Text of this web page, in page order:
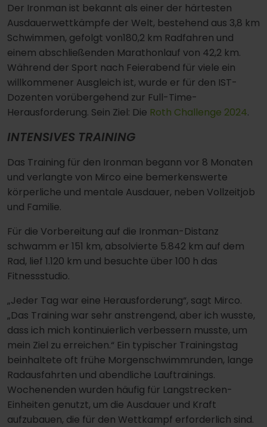
Der Ironman ist bekannt als einer der härtesten
Ausdauerwettkämpfe der Welt, bestehend aus 3,8 km
Schwimmen, gefolgt von180,2 km Radfahren und
einem abschließenden Marathonlauf von 42,2 km.
Während der Sport nach Feierabend für viele ein
willkommener Ausgleich ist, wurde er für den IST-
Dozenten vorübergehend zur Full-Time-
Herausforderung. Sein Ziel: Die Roth Challenge 2024.
INTENSIVES TRAINING
Das Training für den Ironman begann vor 8 Monaten
und verlangte von Mirco eine bemerkenswerte
körperliche und mentale Ausdauer, neben Vollzeitjob
und Familie.
Für die Vorbereitung auf die Ironman-Distanz
schwamm er 151 km, absolvierte 5.842 km auf dem
Rad, lief 1.120 km und besuchte über 100 h das
Fitnessstudio.
„Jeder Tag war eine Herausforderung“, sagt Mirco.
„Das Training war sehr anstrengend, aber ich wusste,
dass ich mich kontinuierlich verbessern musste, um
mein Ziel zu erreichen.“ Ein typischer Trainingstag
beinhaltete oft frühe Morgenschwimmrunden, lange
Radausfahrten und abendliche Lauftrainings.
Wochenenden wurden häufig für Langstrecken-
Einheiten genutzt, um die Ausdauer und Kraft
aufzubauen, die für den Wettkampf erforderlich sind.